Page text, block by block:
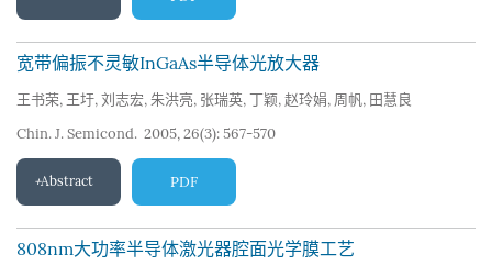
宽带偏振不灵敏InGaAs半导体光放大器
王书荣, 王圩, 刘志宏, 朱洪亮, 张瑞英, 丁颖, 赵玲娟, 周帆, 田慧良
Chin. J. Semicond. 2005, 26(3): 567-570
Abstract PDF
808nm大功率半导体激光器腔面光学膜工艺